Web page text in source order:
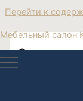
Перейти к
Мебельный салон